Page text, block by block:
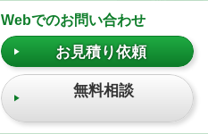
Webでのお問い合わせ
お見積り依頼
無料相談